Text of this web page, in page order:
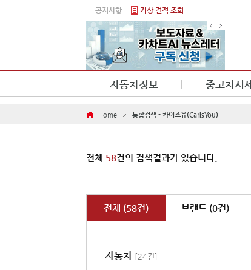
공지사항 가상 견적 조회
자동차정보 중고차시세
Home 통합검색 - 카이즈유(CarIsYou)
전체 58건의 검색결과가 있습니다.
전체 (58건) 브랜드 (0건)
자동차 [24건]